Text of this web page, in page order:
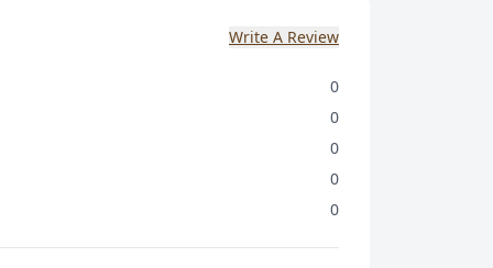
વાર ઓર્ડર કર્યા બાદ રીફંડ થઈ શકશે નહીં. n nજો
ખામી હોય એવા સંજોગોમાં અને જો આપને ઓર્ડર
ઓર્ડર ના મળે તો આપના ઓર્ડરનું રીફંડ કરવામાં
Write A Review
0
0
0
0
0